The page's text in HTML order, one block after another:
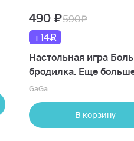
490
590
+14
Настольная игра
бродилка. Еще
приключений
GaGa
В корзину